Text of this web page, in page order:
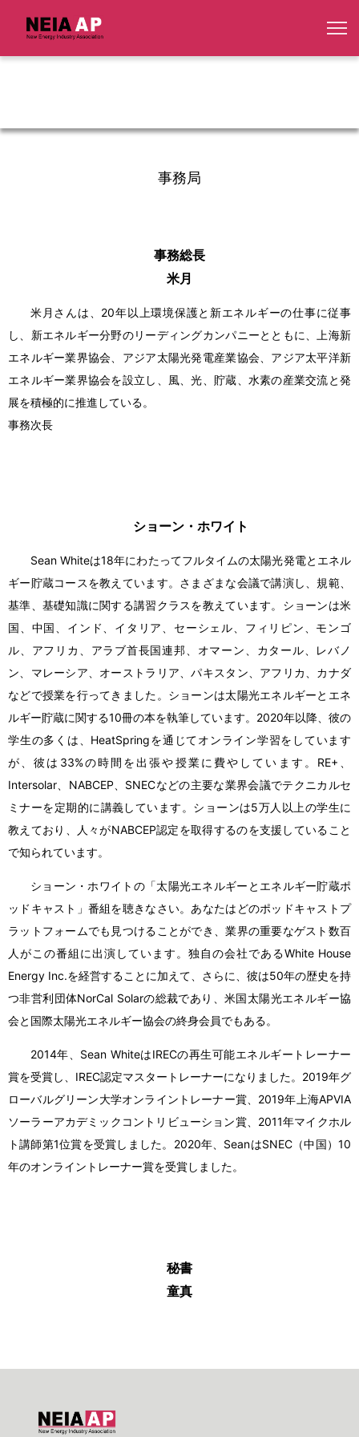
事務局
事務総長
米月
米月さんは、20年以上環境保護と新エネルギーの仕事に従事
し、新エネルギー分野のリーディングカンパニーとともに、上海新
エネルギー業界協会、アジア太陽光発電産業協会、アジア太平洋新
エネルギー業界協会を設立し、風、光、貯蔵、水素の産業交流と発
展を積極的に推進している。
事務次長
ショーン・ホワイト
Sean Whiteは18年にわたってフルタイムの太陽光発電とエネル
ギー貯蔵コースを教えています。さまざまな会議で講演し、規範、
基準、基礎知識に関する講習クラスを教えています。ショーンは米
国、中国、インド、イタリア、セーシェル、フィリピン、モンゴ
ル、アフリカ、アラブ首長国連邦、オマーン、カタール、レバノ
ン、マレーシア、オーストラリア、パキスタン、アフリカ、カナダ
などで授業を行ってきました。ショーンは太陽光エネルギーとエネ
ルギー貯蔵に関する10冊の本を執筆しています。2020年以降、彼の
学生の多くは、HeatSpringを通じてオンライン学習をしています
が、彼は33%の時間を出張や授業に費やしています。RE+、
Intersolar、NABCEP、SNECなどの主要な業界会議でテクニカルセ
ミナーを定期的に講義しています。ショーンは5万人以上の学生に
教えており、人々がNABCEP認定を取得するのを支援していること
で知られています。
ショーン・ホワイトの「太陽光エネルギーとエネルギー貯蔵ポ
ッドキャスト」番組を聴きなさい。あなたはどのポッドキャストプ
ラットフォームでも見つけることができ、業界の重要なゲスト数百
人がこの番組に出演しています。独自の会社であるWhite House
Energy Inc.を経営することに加えて、さらに、彼は50年の歴史を持
つ非営利団体NorCal Solarの総裁であり、米国太陽光エネルギー協
会と国際太陽光エネルギー協会の終身会員でもある。
2014年、Sean WhiteはIRECの再生可能エネルギートレーナー
賞を受賞し、IREC認定マスタートレーナーになりました。2019年グ
ローバルグリーン大学オンライントレーナー賞、2019年上海APVIA
ソーラーアカデミックコントリビューション賞、2011年マイクホル
ト講師第1位賞を受賞しました。2020年、SeanはSNEC（中国）10
年のオンライントレーナー賞を受賞しました。
秘書
童真